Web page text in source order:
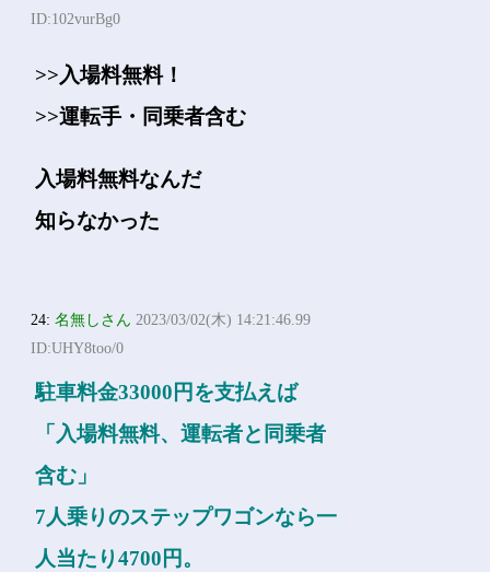
ID:102vurBg0
>>入場料無料！
>>運転手・同乗者含む
入場料無料なんだ
知らなかった
24:名無しさん 2023/03/02(木) 14:21:46.99
ID:UHY8too/0
駐車料金33000円を支払えば
「入場料無料、運転者と同乗者
含む」
7人乗りのステップワゴンなら一
人当たり4700円。